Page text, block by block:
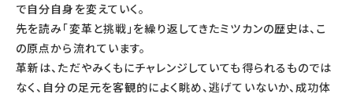
で自分自身を変えていく。
先を読み「変革と挑戦」を繰り返してきたミツカンの歴史は、こ
の原点から流れています。
革新は、ただやみくもにチャレンジしていても得られるものでは
なく、自分の足元を客観的によく眺め、逃げていないか、成功体